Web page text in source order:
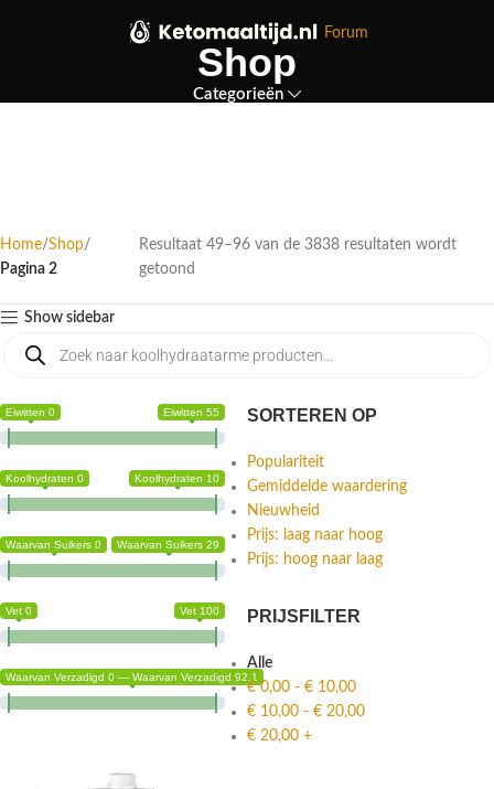
Forum
Shop
Categorieën
Home Shop
Pagina 2
Resultaat 49–96 van de 3838 resultaten wordt
getoond
Show sidebar
Eiwitten 0 Eiwitten 55
Koolhydraten 0 Koolhydraten 10
Waarvan Suikers 0 Waarvan Suikers 29
Vet 0 Vet 100
Waarvan Verzadigd 0 — Waarvan Verzadigd 92.1
SORTEREN OP
Populariteit
Gemiddelde waardering
Nieuwheid
Prijs: laag naar hoog
Prijs: hoog naar laag
PRIJSFILTER
Alle
€0,00 - € 10,00
€ 10,00 - € 20,00
€ 20,00 +